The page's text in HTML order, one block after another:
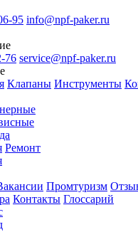
95 info@npf-paker.ru
76 service@npf-paker.ru
Клапаны Инструменты
Ремонт
Промтуризм
Контакты Глоссарий